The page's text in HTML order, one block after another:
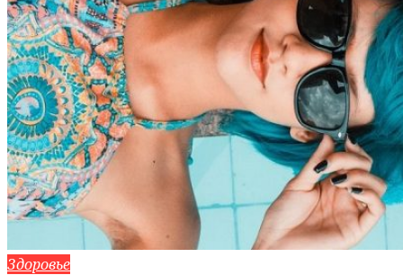
Здоровье